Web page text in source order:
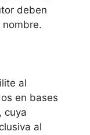
deben
nombre.
al
en bases
cuya
al